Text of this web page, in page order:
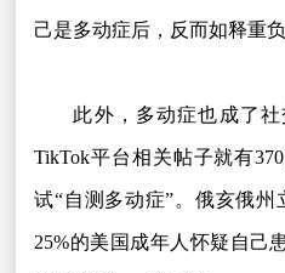
己是多动症后，反而如释重
此外，多动症也成了
TikTok平台相关帖子就有
试“自测多动症”。俄亥俄州
25%的美国成年人怀疑自己